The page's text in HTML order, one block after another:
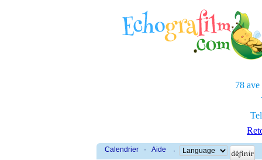
78 ave
Calendrier · Aide ·